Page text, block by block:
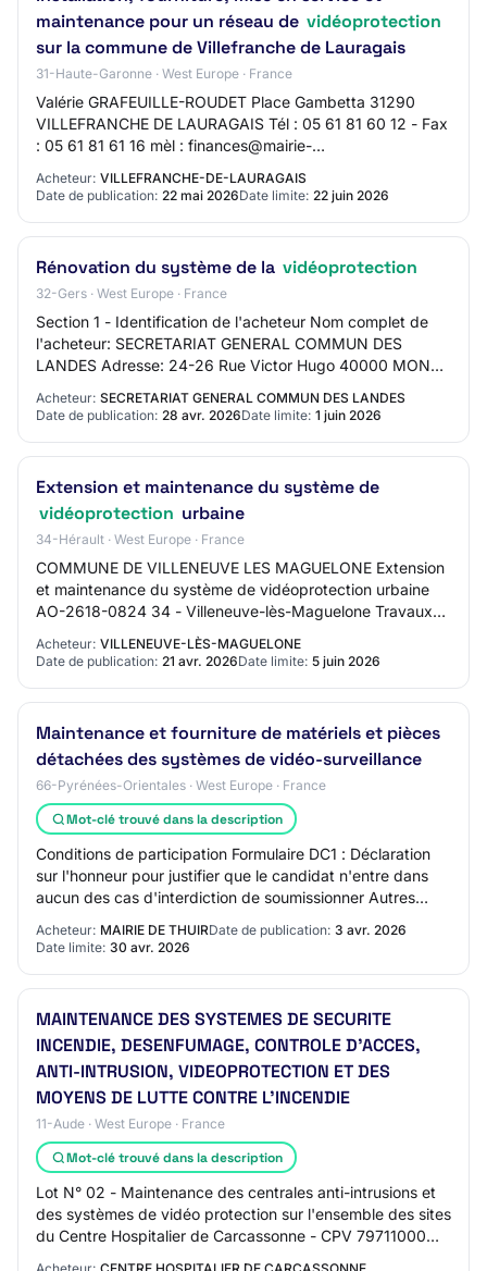
maintenance pour un réseau de vidéoprotection
sur la commune de Villefranche de Lauragais
31-Haute-Garonne · West Europe · France
Valérie GRAFEUILLE-ROUDET Place Gambetta 31290
VILLEFRANCHE DE LAURAGAIS Tél : 05 61 81 60 12 - Fax
: 05 61 81 61 16 mèl : finances@mairie-
villefran…
Acheteur: VILLEFRANCHE-DE-LAURAGAIS
Date de publication: 22 mai 2026Date limite: 22 juin 2026
Rénovation du système de la vidéoprotection
32-Gers · West Europe · France
Section 1 - Identification de l'acheteur Nom complet de
l'acheteur: SECRETARIAT GENERAL COMMUN DES
LANDES Adresse: 24-26 Rue Victor Hugo 40000 MONT
…
Acheteur: SECRETARIAT GENERAL COMMUN DES LANDES
Date de publication: 28 avr. 2026Date limite: 1 juin 2026
Extension et maintenance du système de
vidéoprotection urbaine
34-Hérault · West Europe · France
COMMUNE DE VILLENEUVE LES MAGUELONE Extension
et maintenance du système de vidéoprotection urbaine
AO-2618-0824 34 - Villeneuve-lès-Maguelone Travaux
de bâtiment Procédure adaptée Mise en ligne : 21/…
Acheteur: VILLENEUVE-LÈS-MAGUELONE
Date de publication: 21 avr. 2026Date limite: 5 juin 2026
Maintenance et fourniture de matériels et pièces
détachées des systèmes de vidéo-surveillance
66-Pyrénées-Orientales · West Europe · France
Mot-clé trouvé dans la description
Conditions de participation Formulaire DC1 : Déclaration
sur l'honneur pour justifier que le candidat n'entre dans
aucun des cas d'interdiction de soumissionner Autres
Acheteur: MAIRIE DE THUIRDate de publication: 3 avr. 2026
Date limite: 30 avr. 2026
MAINTENANCE DES SYSTEMES DE SECURITE
INCENDIE, DESENFUMAGE, CONTROLE D'ACCES,
ANTI-INTRUSION, VIDEOPROTECTION ET DES
MOYENS DE LUTTE CONTRE L'INCENDIE
11-Aude · West Europe · France
Mot-clé trouvé dans la description
Lot N° 02 - Maintenance des centrales anti-intrusions et
des systèmes de vidéo protection sur l'ensemble des sites
du Centre Hospitalier de Carcassonne - CPV 79711000